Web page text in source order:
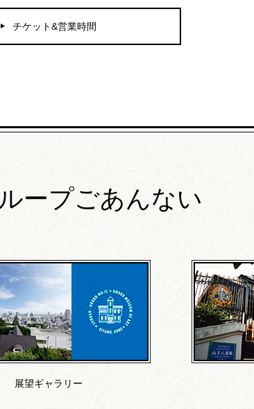
チケット&営業時間
ープごあんない
展望ギャラリー